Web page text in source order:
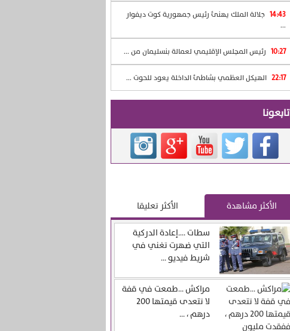
14:43 جلالة الملك يهنئ رئيس جمهورية كوت ديفوار
...
10:27 رئيس المجلس الإقليمي لعمالة بنسليمان من ...
22:17 الهيكل العظمي بشاطئ الداخلة يعود للحوت ...
تابعونا
الأكثر مشاهدة
الأكثر تعليقا
سطات ….إعادة الدركية
التي ضهرت تغني في
شريط فيديو ...
مراكش …طمعت في قفة
لا تتعدى قيمتها 200
درهم ، ...